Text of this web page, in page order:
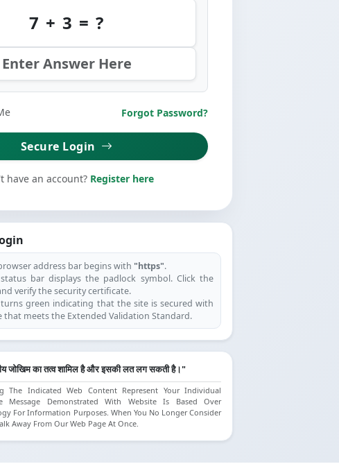
7 + 3 = ?
Forgot Password?
Secure Login
have an account? Register here
address bar begins with "https".
bar displays the padlock symbol. Click the
verify the security certificate.
green indicating that the site is secured with
that meets the Extended Validation Standard.
IE 7.0 and above, Mozilla Firefox 3.1 and above, Opera
3.5 and above, Google Chrome).
जोखिम का तत्व शामिल है और इसकी लत लग सकती है।"
The Indicated Web Content Represent Your Individual
Message Demonstrated With Website Is Based Over
For Information Purposes. When You No Longer Consider
Away From Our Web Page At Once.